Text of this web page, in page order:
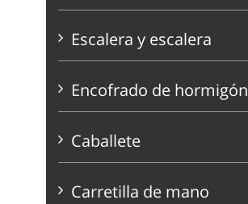
Escalera y escalera
Encofrado de hormigón
Caballete
Carretilla de mano